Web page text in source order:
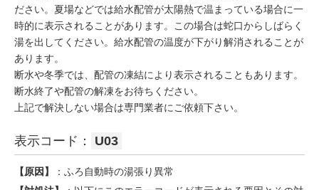
ださい。夏場などでは給水配管が太陽熱で温まっている場合に一
時的に表示されることがあります。この場合は蛇口からしばらく
湯を出してください。給水配管の温度が下がり解消されることが
あります。
断水や冬季では、配管の凍結により表示されることもあります。
断水終了や配管の解凍をお待ちください。
上記で解決しない場合は専門業者にご依頼下さい。
表示コード： U03
【原因】
：ふろ自動時の湯張り異常